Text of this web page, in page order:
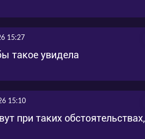
15:27
такое увидела
15:10
при таких обстоятельствах,